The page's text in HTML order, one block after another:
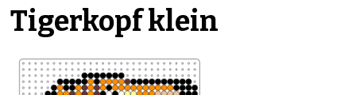
Tigerkopf klein